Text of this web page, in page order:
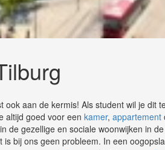
ook aan de kermis! Als student wil je
altijd goed voor een kamer, appartement
de gezellige en sociale woonwijken in
bij ons geen probleem. In een